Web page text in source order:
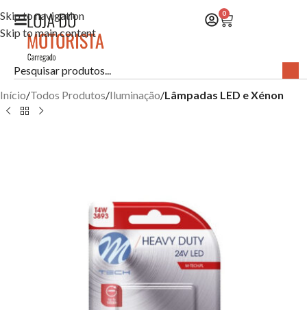
Skip to navigation
Skip to main content
0
Início Todos Produtos Iluminação Lâmpadas LED e Xénon